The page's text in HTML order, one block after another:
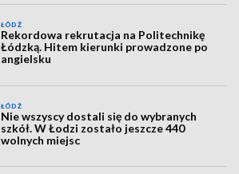
ŁÓDŹ
Rekordowa rekrutacja na Politechnikę
Łódzką. Hitem kierunki prowadzone po
angielsku
ŁÓDŹ
Nie wszyscy dostali się do wybranych
szkół. W Łodzi zostało jeszcze 440
wolnych miejsc